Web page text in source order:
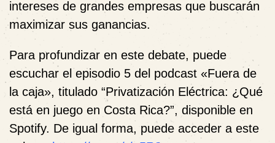
intereses de grandes empresas que buscarán
maximizar sus ganancias.
Para profundizar en este debate, puede
escuchar el episodio 5 del podcast «Fuera de
la caja», titulado “Privatización Eléctrica: ¿Qué
está en juego en Costa Rica?”, disponible en
Spotify. De igual forma, puede acceder a este